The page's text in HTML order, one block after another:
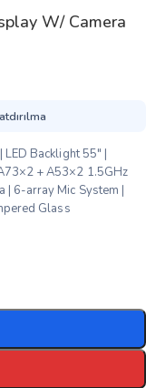
W/ Camera
Backlight 55″ |
+ A53×2 1.5GHz
| 6-array Mic System |
Glass